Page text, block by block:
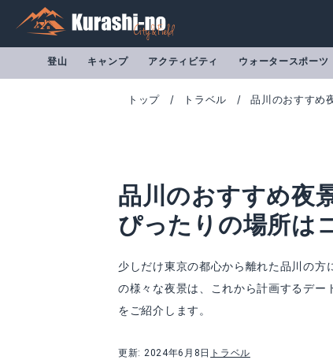
登山 キャンプ アクティビティ ウォータースポーツ
トップ トラベル 品川のおすすめ
品川のおすすめ夜
ぴったりの場所は
少しだけ東京の都心から離れた品川の
の様々な夜景は、これから計画するデー
をご紹介します。
更新: 2024年6月8日 トラベル